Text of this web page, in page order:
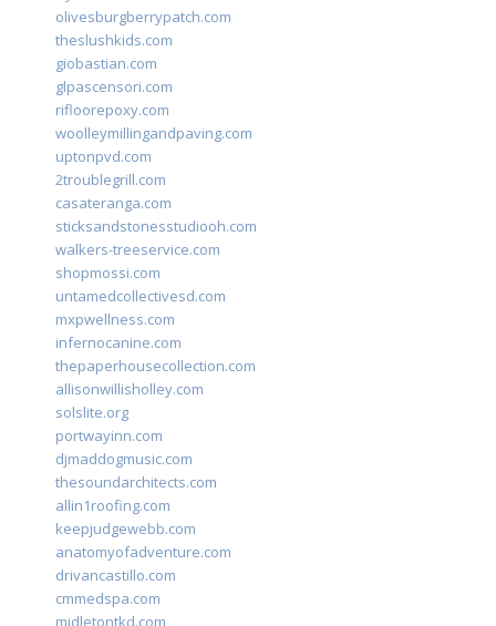
olivesburgberrypatch.com
theslushkids.com
giobastian.com
glpascensori.com
rifloorepoxy.com
woolleymillingandpaving.com
uptonpvd.com
2troublegrill.com
casateranga.com
sticksandstonesstudiooh.com
walkers-treeservice.com
shopmossi.com
untamedcollectivesd.com
mxpwellness.com
infernocanine.com
thepaperhousecollection.com
allisonwillisholley.com
solslite.org
portwayinn.com
djmaddogmusic.com
thesoundarchitects.com
allin1roofing.com
keepjudgewebb.com
anatomyofadventure.com
drivancastillo.com
cmmedspa.com
midletontkd.com